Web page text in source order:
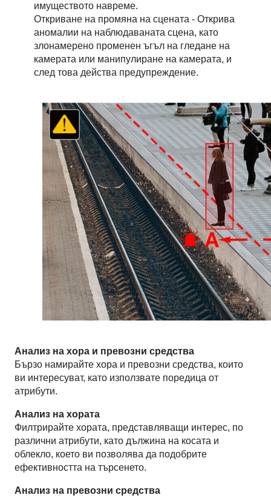
имуществото навреме.
Откриване на промяна на сцената - Открива
аномалии на наблюдаваната сцена, като
злонамерено променен ъгъл на гледане на
камерата или манипулиране на камерата, и
след това действа предупреждение.
Анализ на хора и превозни средства
Бързо намирайте хора и превозни средства, които
ви интересуват, като използвате поредица от
атрибути.
Анализ на хората
Филтрирайте хората, представляващи интерес, по
различни атрибути, като дължина на косата и
облекло, което ви позволява да подобрите
ефективността на търсенето.
Анализ на превозни средства